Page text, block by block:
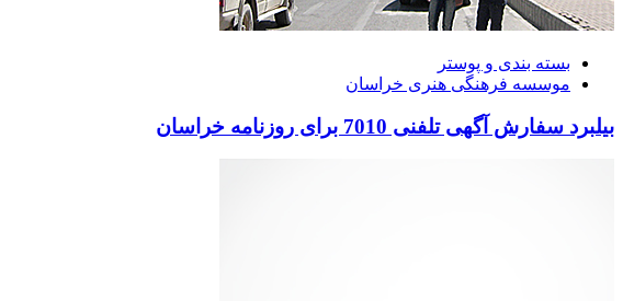
بسته بندی و پوستر
موسسه فرهنگی هنری خراسان
بیلبرد سفارش آگهی تلفنی 7010 برای روزنامه خراسان